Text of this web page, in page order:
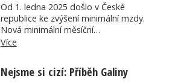
Od 1. ledna 2025 došlo v České
republice ke zvýšení minimální mzdy.
Nová minimální měsíční…
Více
Nejsme si cizí: Příběh Galiny